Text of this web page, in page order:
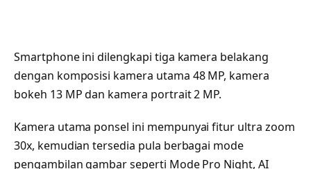
Smartphone ini dilengkapi tiga kamera belakang
dengan komposisi kamera utama 48 MP, kamera
bokeh 13 MP dan kamera portrait 2 MP.
Kamera utama ponsel ini mempunyai fitur ultra zoom
30x, kemudian tersedia pula berbagai mode
pengambilan gambar seperti Mode Pro Night, AI